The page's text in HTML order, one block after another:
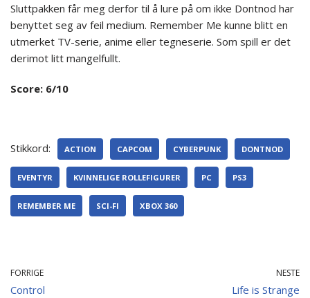
Sluttpakken får meg derfor til å lure på om ikke Dontnod har
benyttet seg av feil medium. Remember Me kunne blitt en
utmerket TV-serie, anime eller tegneserie. Som spill er det
derimot litt mangelfullt.
Score: 6/10
Stikkord: ACTION CAPCOM CYBERPUNK DONTNOD
EVENTYR KVINNELIGE ROLLEFIGURER PC PS3
REMEMBER ME SCI-FI XBOX 360
FORRIGE
Control
NESTE
Life is Strange